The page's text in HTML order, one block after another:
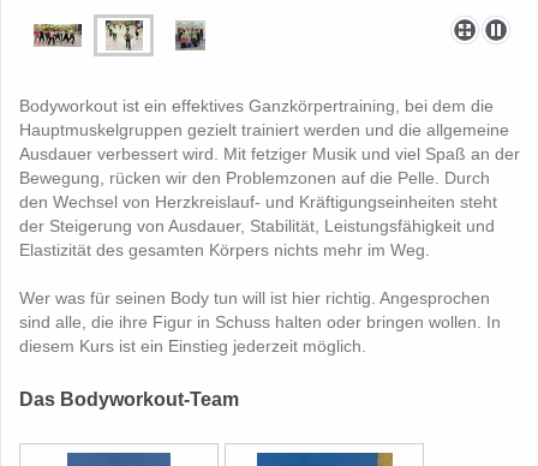
Bodyworkout ist ein effektives Ganzkörpertraining, bei dem die
Hauptmuskelgruppen gezielt trainiert werden und die allgemeine
Ausdauer verbessert wird. Mit fetziger Musik und viel Spaß an der
Bewegung, rücken wir den Problemzonen auf die Pelle. Durch
den Wechsel von Herzkreislauf- und Kräftigungseinheiten steht
der Steigerung von Ausdauer, Stabilität, Leistungsfähigkeit und
Elastizität des gesamten Körpers nichts mehr im Weg.
Wer was für seinen Body tun will ist hier richtig. Angesprochen
sind alle, die ihre Figur in Schuss halten oder bringen wollen. In
diesem Kurs ist ein Einstieg jederzeit möglich.
Das Bodyworkout-Team